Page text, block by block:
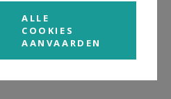
Norbertus
ALLE
COOKIES
AANVAARDEN